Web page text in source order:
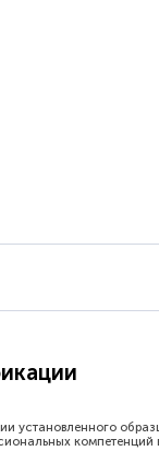
установленного
компетенций